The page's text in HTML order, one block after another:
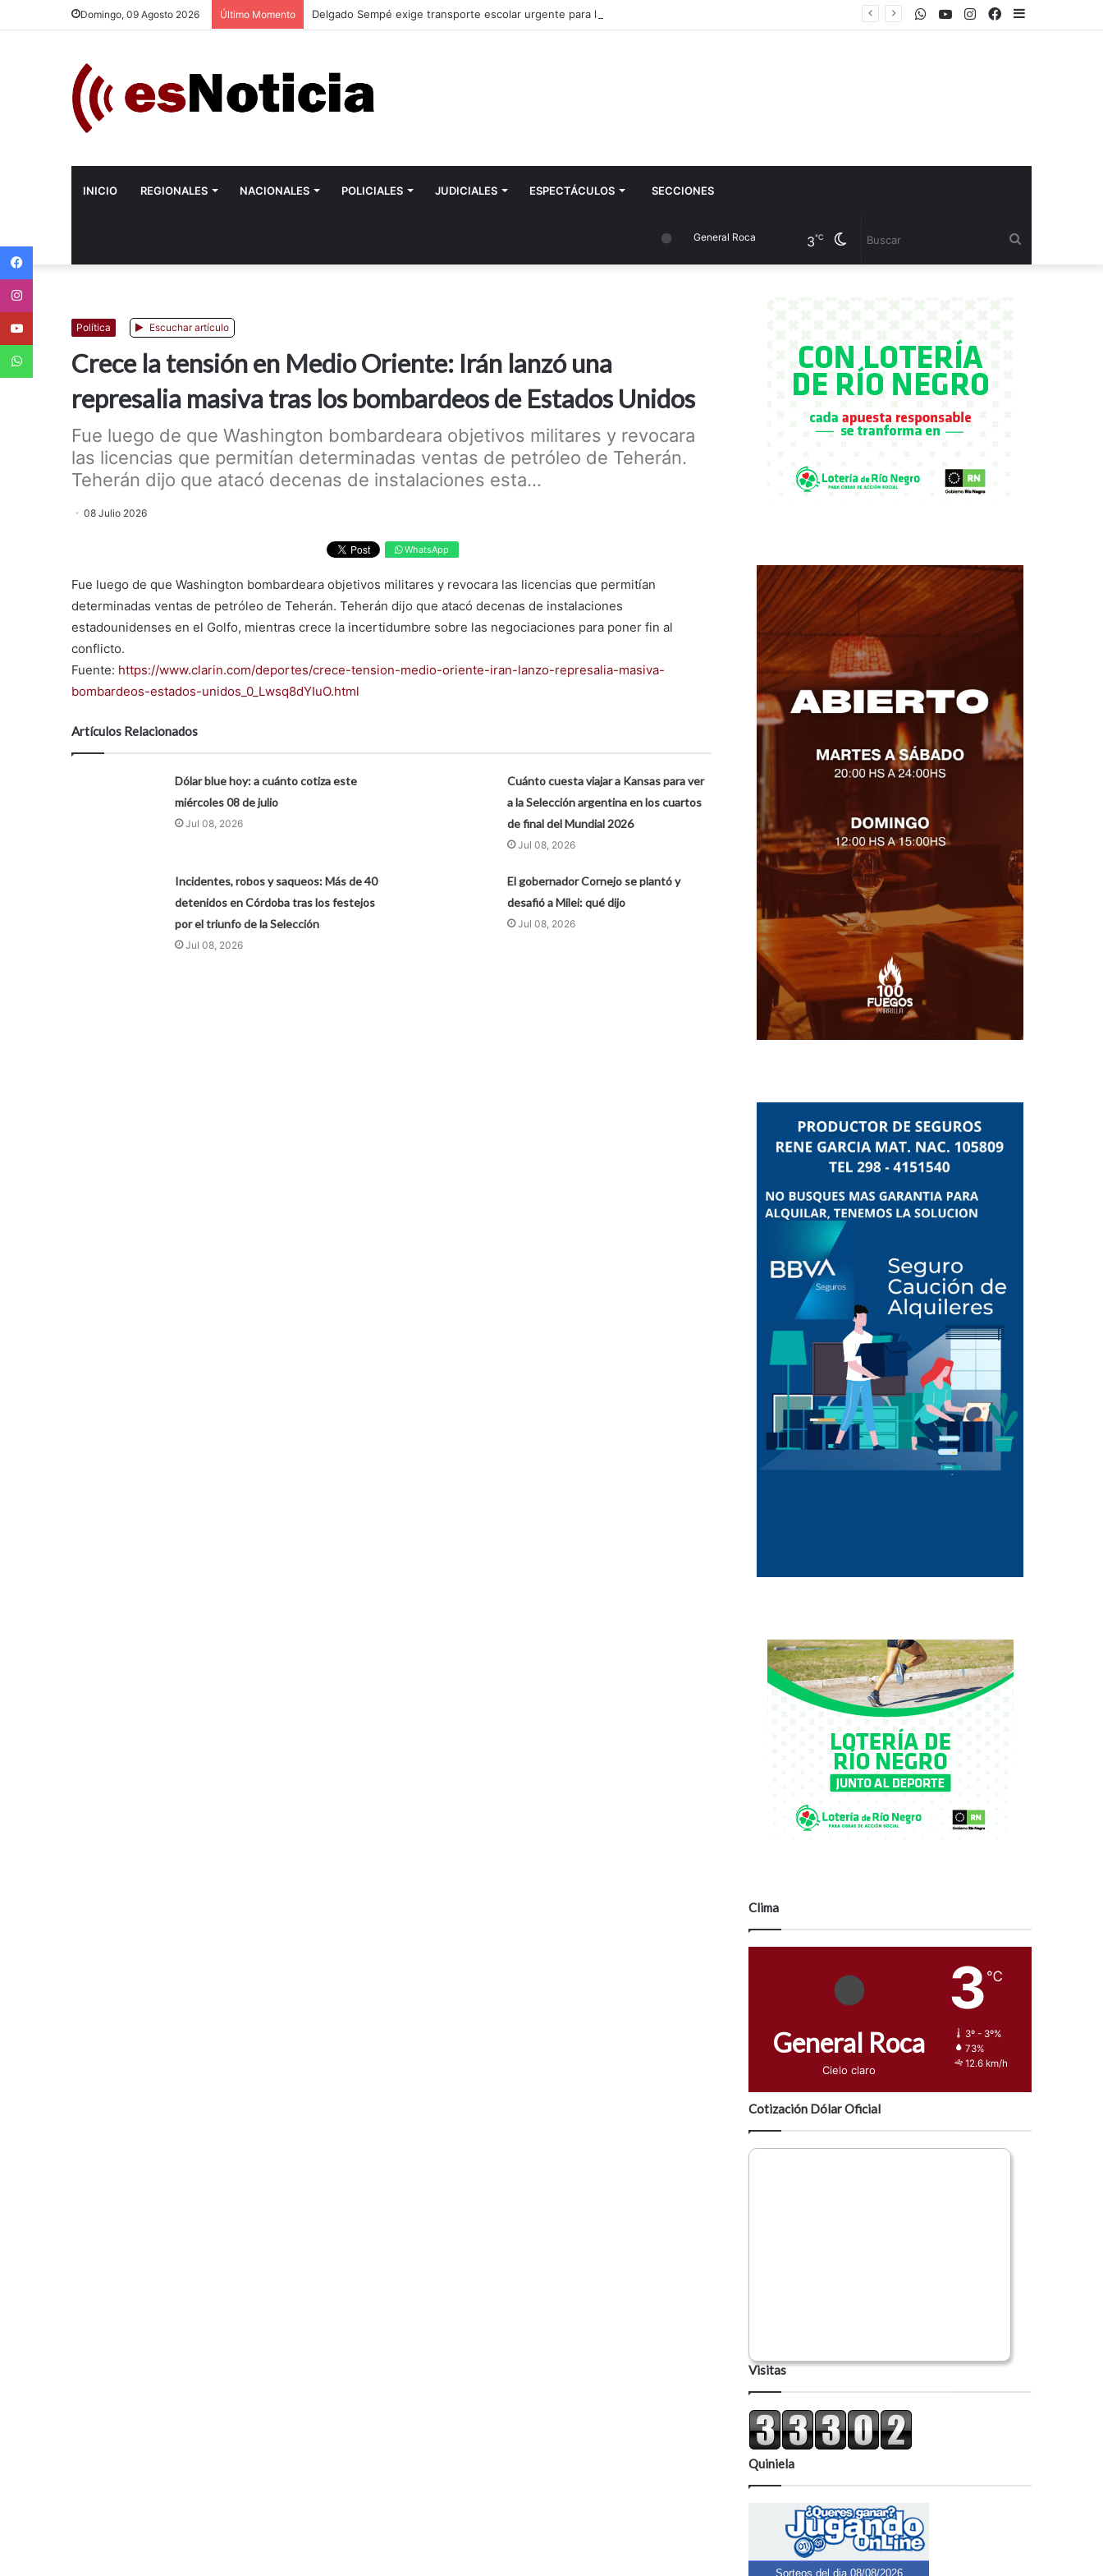
Domingo, 09 Agosto 2026 Último Momento Delgado Sempé exige transporte escolar urgente para la ESRN 106 de Romagnoli y el CET 17 Facebook
Instagram
Youtube
WhatsApp
INICIO REGIONALES NACIONALES POLICIALES JUDICIALES ESPECTÁCULOS SECCIONES
Cambiar
General Roca 3℃
Política Escuchar artículo
Crece la tensión en Medio Oriente: Irán lanzó una
represalia masiva tras los bombardeos de Estados Unidos
Fue luego de que Washington bombardeara objetivos militares y revocara
las licencias que permitían determinadas ventas de petróleo de Teherán.
Teherán dijo que atacó decenas de instalaciones esta...
08 Julio 2026
WhatsApp
Fue luego de que Washington bombardeara objetivos militares y revocara las licencias que permitían
determinadas ventas de petróleo de Teherán. Teherán dijo que atacó decenas de instalaciones
estadounidenses en el Golfo, mientras crece la incertidumbre sobre las negociaciones para poner fin al
conflicto.
Fuente: https://www.clarin.com/deportes/crece-tension-medio-oriente-iran-lanzo-represalia-masiva-
bombardeos-estados-unidos_0_Lwsq8dYIuO.html
Artículos Relacionados
Dólar blue hoy: a cuánto cotiza este
miércoles 08 de julio
Jul 08, 2026
Cuánto cuesta viajar a Kansas para ver
a la Selección argentina en los cuartos
de final del Mundial 2026
Jul 08, 2026
Incidentes, robos y saqueos: Más de 40
detenidos en Córdoba tras los festejos
por el triunfo de la Selección
Jul 08, 2026
El gobernador Cornejo se plantó y
desafió a Milei: qué dijo
Jul 08, 2026
Clima
General Roca
Cielo claro
3 ℃
3º - 3º%
73%
12.6 km/h
Cotización Dólar Oficial
Visitas
Quiniela